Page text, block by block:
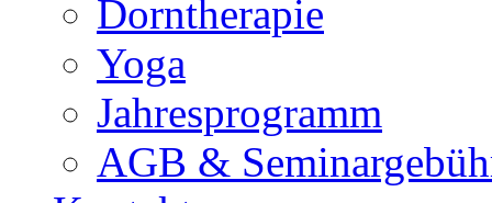
Dorntherapie
Yoga
Jahresprogramm
AGB &